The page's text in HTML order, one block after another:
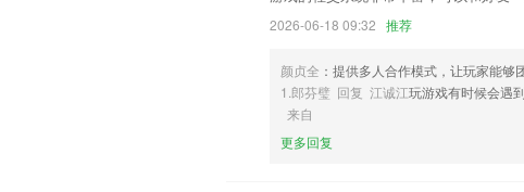
4,根据客户需求,准备相应的年度技术推荐和开
6,允许用户对学生的学情数据组成形式进行自
金彩网软件下载最新版安装苹果软
1.：系统随机抽题进行练习
2026-06-18 09:32 推荐
颜贞全 ：提供多人合作模式，让玩家能够
1.郎芬璧 回复 江诚江玩游戏有时候会遇
来自
更多回复